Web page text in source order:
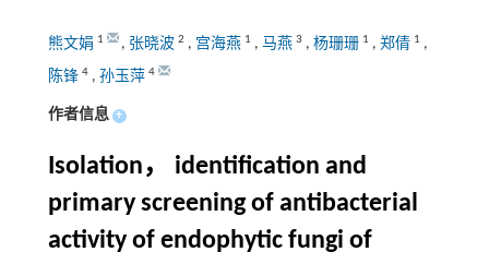
熊文娟 1 , 张晓波 2 , 宫海燕 1 , 马燕 3 , 杨珊珊 1 , 郑倩 1 ,
陈锋 4, 孙玉萍 4
作者信息 +
Isolation， identification and
primary screening of antibacterial
activity of endophytic fungi of